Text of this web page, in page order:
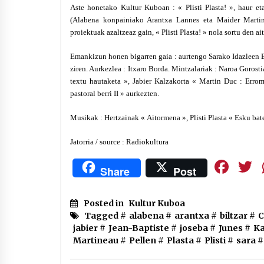
Aste honetako Kultur Kuboan : « Plisti Plasta! », haur
(Alabena konpainiako Arantxa Lannes eta Maider
proiektuak azaltzeaz gain, « Plisti Plasta! » nola sortu den
Emankizun honen bigarren gaia : aurtengo Sarako
ziren. Aurkezlea : Itxaro Borda. Mintzalariak : Naroa
textu hautaketa », Jabier Kalzakorta « Martin Duc :
pastoral berri II » aurkezten
Musikak : Hertzainak « Aitormena », Plisti Plasta « Esku
Jatorria / source : Radiokultura
Share Post
Posted in Kultur Kuboa
Tagged # alabena # arantxa # biltzar #
jabier # Jean-Baptiste # joseba # Junes #
Martineau # Pellen # Plasta # Plisti # sara #